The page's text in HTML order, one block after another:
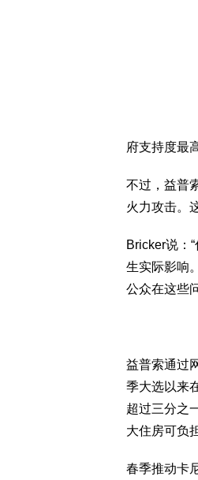
府支持度最
不过，益普
火力攻击。
Bricker说：
生实际影响
公众在这些
益普索通过
季大选以来
超过三分之
大住房可负
春季推动卡